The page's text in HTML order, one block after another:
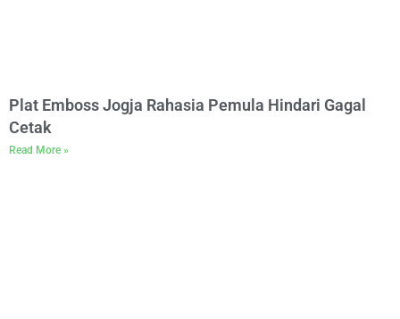
Plat Emboss Jogja Rahasia Pemula Hindari Gagal
Cetak
Read More »